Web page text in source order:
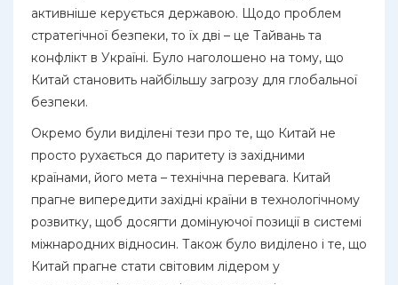
активніше керується державою. Щодо проблем
стратегічної безпеки, то їх дві – це Тайвань та
конфлікт в Україні. Було наголошено на тому, що
Китай становить найбільшу загрозу для глобальної
безпеки.
Окремо були виділені тези про те, що Китай не
просто рухається до паритету із західними
країнами, його мета – технічна перевага. Китай
прагне випередити західні країни в технологічному
розвитку, щоб досягти домінуючої позиції в системі
міжнародних відносин. Також було виділено і те, що
Китай прагне стати світовим лідером у